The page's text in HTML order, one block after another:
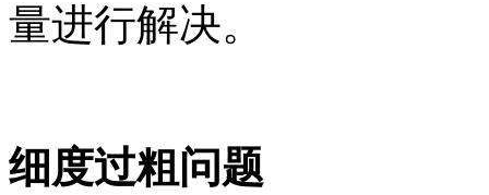
量进行解决。
细度过粗问题